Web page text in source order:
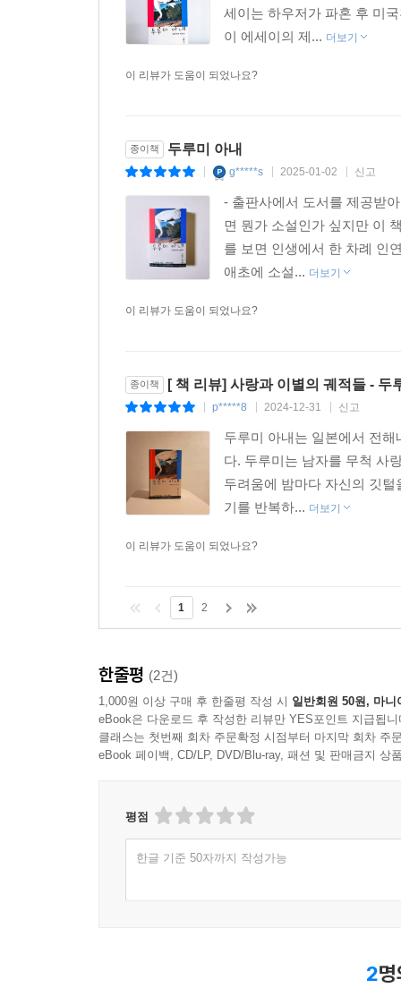
세이는 하우저가 파혼 후 미
이 에세이의 제... 더보기
이 리뷰가 도움이 되었나요?
종이책 두루미 아내
g*****s 2025-01-02 신고
- 출판사에서 도서를 제공받
면 뭔가 소설인가 싶지만 이
를 보면 인생에서 한 차례 인
애초에 소설... 더보기
이 리뷰가 도움이 되었나요?
종이책 [ 책 리뷰] 사랑과 이별의 궤적들 - 두
p*****8 2024-12-31 신고
두루미 아내는 일본에서 전
다. 두루미는 남자를 무척 사
두려움에 밤마다 자신의 깃
기를 반복하... 더보기
이 리뷰가 도움이 되었나요?
1 2
한줄평 (2건)
1,000원 이상 구매 후 한줄평 작성 시 일반회원 50원, 마니
eBook은 다운로드 후 작성한 리뷰만 YES포인트 지급됩니
클래스는 첫번째 회차 주문확정 시점부터 마지막 회차 주
eBook 페이백, CD/LP, DVD/Blu-ray, 패션 및 판매금지 상
평점
한글 기준 50자까지 작성가능
2